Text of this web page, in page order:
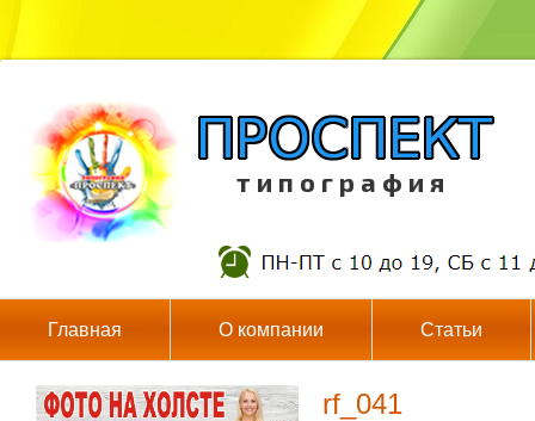
т и п о г р а ф и я
Главная О компании Статьи
rf_041